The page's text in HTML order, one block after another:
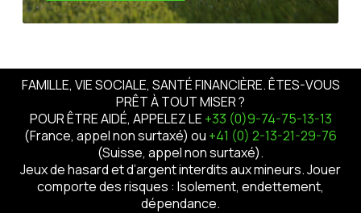
FAMILLE, VIE SOCIALE, SANTÉ FINANCIÈRE. ÊTES-VOUS
PRÊT À TOUT MISER ?
POUR ÊTRE AIDÉ, APPELEZ LE +33 (0)9-74-75-13-13
(France, appel non surtaxé) ou +41 (0) 2-13-21-29-76
(Suisse, appel non surtaxé).
Jeux de hasard et d’argent interdits aux mineurs. Jouer
comporte des risques : Isolement, endettement,
dépendance.